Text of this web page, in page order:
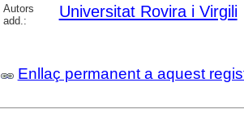
Autors
add.:
Universitat Rovira i Virgili
Enllaç permanent a aquest